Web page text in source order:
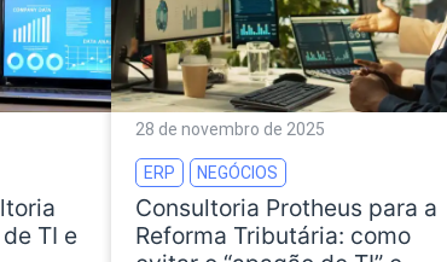
TI e
28 de novembro de 2025
ERP NEGÓCIOS
Consultoria Protheus para a
Reforma Tributária: como